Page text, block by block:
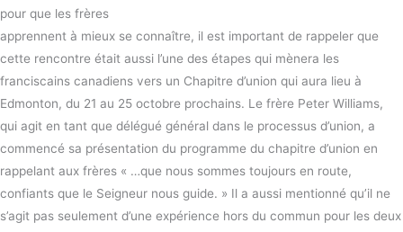
pour que les frères
apprennent à mieux se connaître, il est important de rappeler que
cette rencontre était aussi l’une des étapes qui mènera les
franciscains canadiens vers un Chapitre d’union qui aura lieu à
Edmonton, du 21 au 25 octobre prochains. Le frère Peter Williams,
qui agit en tant que délégué général dans le processus d’union, a
commencé sa présentation du programme du chapitre d’union en
rappelant aux frères « …que nous sommes toujours en route,
confiants que le Seigneur nous guide. » Il a aussi mentionné qu’il ne
s’agit pas seulement d’une expérience hors du commun pour les deux